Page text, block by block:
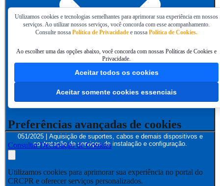
051/2025 | Aquisição de suportes, cabos e demais dispositivos e
contratação de serviços de instalação e configuração.
Utilizamos cookies e tecnologias semelhantes para aprimorar sua experiência em nossos
serviços. Ao utilizar nossos serviços, você concorda com esse acompanhamento.
Consulte nossa Política de Privacidade e nossa Política de Cookies.
Ao escolher uma das opções abaixo, você concorda com nossas Políticas de Cookies e
Privacidade.
Aceitar todos os cookies
Aceitar somente cookies essenciais
Preferências avançadas de cookies
Consultar Declaração de Cookies
Utilizamos cookies para aprimorar sua experiência no portal do
CRCPR e oferecer serviços personalizados.